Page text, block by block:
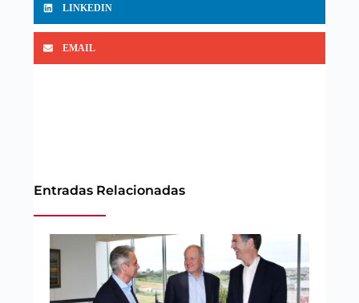
LINKEDIN
EMAIL
Entradas Relacionadas